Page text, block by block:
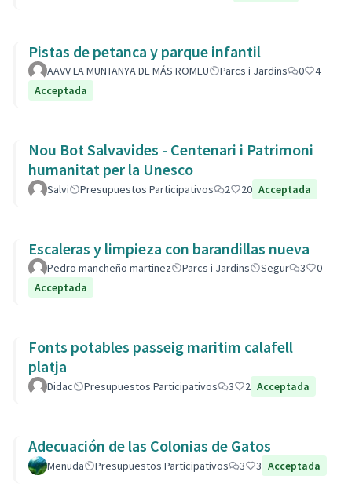
Pistas de petanca y parque infantil
AAVV LA MUNTANYA DE MÁS ROMEU Parcs i Jardins 0
4
Acceptada
Nou Bot Salvavides - Centenari i Patrimoni
humanitat per la Unesco
Salvi Presupuestos Participativos 2 20 Acceptada
Escaleras y limpieza con barandillas nueva
Pedro mancheño martinez Parcs i Jardins Segur 3
0
Acceptada
Fonts potables passeig maritim calafell
platja
Didac Presupuestos Participativos 3 2 Acceptada
Adecuación de las Colonias de Gatos
Menuda Presupuestos Participativos 3 3 Acceptada